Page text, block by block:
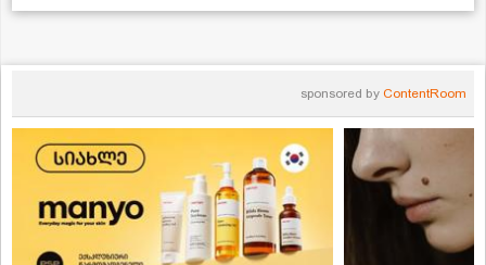
sponsored by ContentRoom